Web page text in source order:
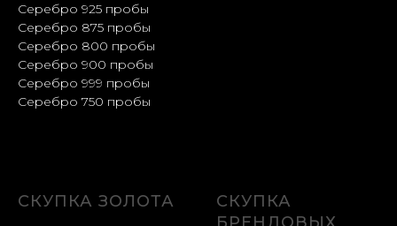
Серебро 925 пробы
Серебро 875 пробы
Серебро 800 пробы
Серебро 900 пробы
Серебро 999 пробы
Серебро 750 пробы
СКУПКА ЗОЛОТА
СКУПКА